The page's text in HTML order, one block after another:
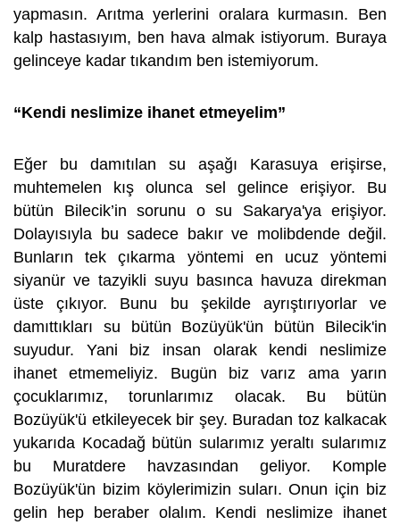
yapmasın. Arıtma yerlerini oralara kurmasın. Ben
kalp hastasıyım, ben hava almak istiyorum. Buraya
gelinceye kadar tıkandım ben istemiyorum.
“Kendi neslimize ihanet etmeyelim”
Eğer bu damıtılan su aşağı Karasuya erişirse,
muhtemelen kış olunca sel gelince erişiyor. Bu
bütün Bilecik’in sorunu o su Sakarya'ya erişiyor.
Dolayısıyla bu sadece bakır ve molibdende değil.
Bunların tek çıkarma yöntemi en ucuz yöntemi
siyanür ve tazyikli suyu basınca havuza direkman
üste çıkıyor. Bunu bu şekilde ayrıştırıyorlar ve
damıttıkları su bütün Bozüyük'ün bütün Bilecik'in
suyudur. Yani biz insan olarak kendi neslimize
ihanet etmemeliyiz. Bugün biz varız ama yarın
çocuklarımız, torunlarımız olacak. Bu bütün
Bozüyük'ü etkileyecek bir şey. Buradan toz kalkacak
yukarıda Kocadağ bütün sularımız yeraltı sularımız
bu Muratdere havzasından geliyor. Komple
Bozüyük'ün bizim köylerimizin suları. Onun için biz
gelin hep beraber olalım. Kendi neslimize ihanet